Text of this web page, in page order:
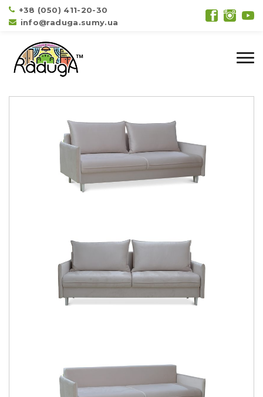
+38 (050) 411-20-30
info@raduga.sumy.ua